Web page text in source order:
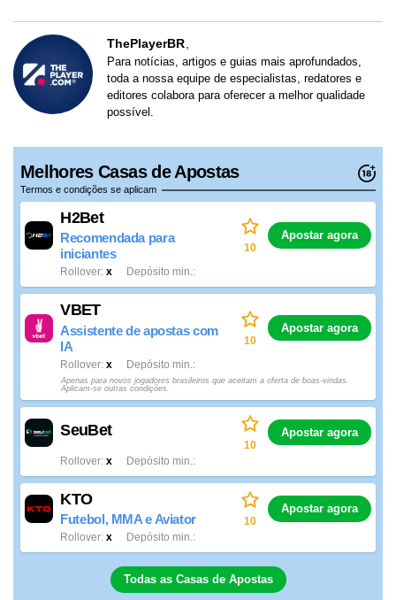
ThePlayerBR
Para notícias, artigos e guias mais aprofundados,
toda a nossa equipe de especialistas, redatores e
editores colabora para oferecer a melhor qualidade
possível.
Melhores Casas de Apostas
Termos e condições se aplicam
H2Bet
Recomendada para
iniciantes
x
Rollover Depósito min.
10
Apostar agora
VBET
Assistente de apostas com
IA
x
Rollover Depósito min.
10
Apostar agora
Apenas para novos jogadores brasileiros que aceitam a oferta de boas-vindas.
Aplicam-se outras condições.
SeuBet
x
Rollover Depósito min.
10
Apostar agora
KTO
Futebol, MMA e Aviator
x
Rollover Depósito min.
10
Apostar agora
Todas as Casas de Apostas